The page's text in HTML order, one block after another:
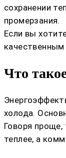
сохранении
промерзания.
Если вы
Что
холода.
Говоря
теплее, а